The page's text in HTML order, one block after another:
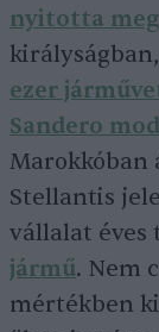
nyitotta
ezer
Sandero
Marokkóban
Stellantis
vállalat éves
jármű. Nem
mértékben